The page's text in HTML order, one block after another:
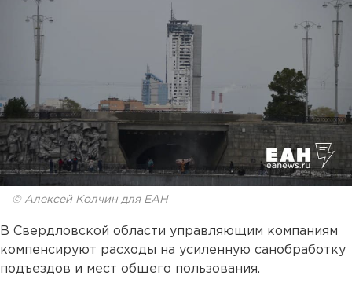
© Алексей Колчин для ЕАН
В Свердловской области управляющим компаниям
компенсируют расходы на усиленную санобработку
подъездов и мест общего пользования.